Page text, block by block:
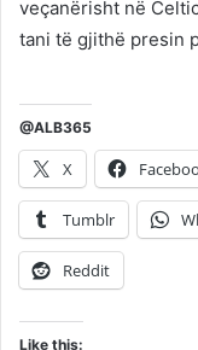
veçanërisht në
tani të gjithë presin
@ALB365
X
Tumblr
Reddit
Like this: